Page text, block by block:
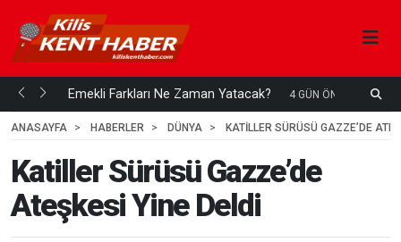
mi... Emekli Farkları Ne Zaman Yatacak? 4 GÜN ÖNCE
ANASAYFA
HABERLER DÜNYA KATILLER SÜRÜSÜ GAZZE’DE
Katiller Sürüsü Gazze’de
Ateşkesi Yine Deldi